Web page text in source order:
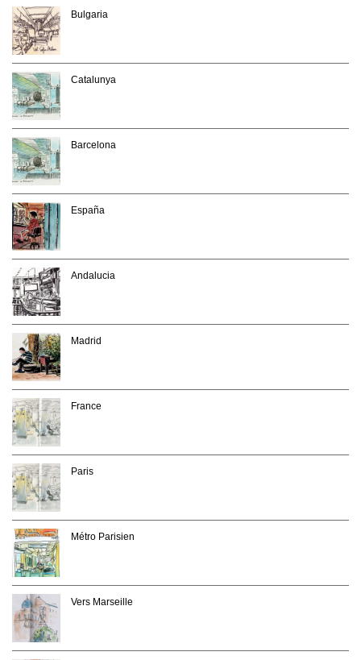
Bulgaria
Catalunya
Barcelona
España
Andalucia
Madrid
France
Paris
Métro Parisien
Vers Marseille